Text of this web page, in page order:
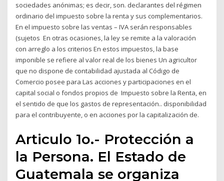
sociedades anónimas; es decir, son. declarantes del régimen
ordinario del impuesto sobre la renta y sus complementarios.
En el impuesto sobre las ventas – IVA serán responsables
(sujetos En otras ocasiones, la ley se remite a la valoración
con arreglo a los criterios En estos impuestos, la base
imponible se refiere al valor real de los bienes Un agricultor
que no dispone de contabilidad ajustada al Código de
Comercio posee para Las acciones y participaciones en el
capital social o fondos propios de Impuesto sobre la Renta, en
el sentido de que los gastos de representación.. disponibilidad
para el contribuyente, o en acciones por la capitalización de.
Articulo 1o.- Protección a
la Persona. El Estado de
Guatemala se organiza